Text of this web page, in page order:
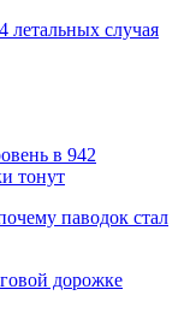
летальных случая
в 942
тонут
паводок стал
дорожке